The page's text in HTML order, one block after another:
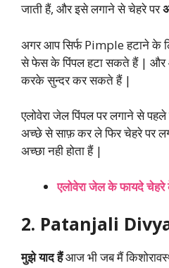
जाती हैं, और इसे लगाने से चेहरे पर
अगर आप सिर्फ Pimple हटाने के
से फेस के पिंपल हटा सकते हैं | और
करके सुन्दर कर सकते हैं |
एलोवेरा जेल पिंपल पर लगाने से
अच्छे से साफ़ कर ले फिर चेहरे पर
अच्छा नही होता हैं |
एलोवेरा जेल के फायदे चेहरे
2. Patanjali
मुझे याद हैंआज भी जब मैं